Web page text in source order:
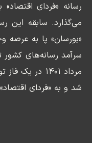
رسانه «فردای
«بورسان» پا به عرصه
سرآمد رسانه‌های
مرداد ۱۴۰۱
شد و به «فردای